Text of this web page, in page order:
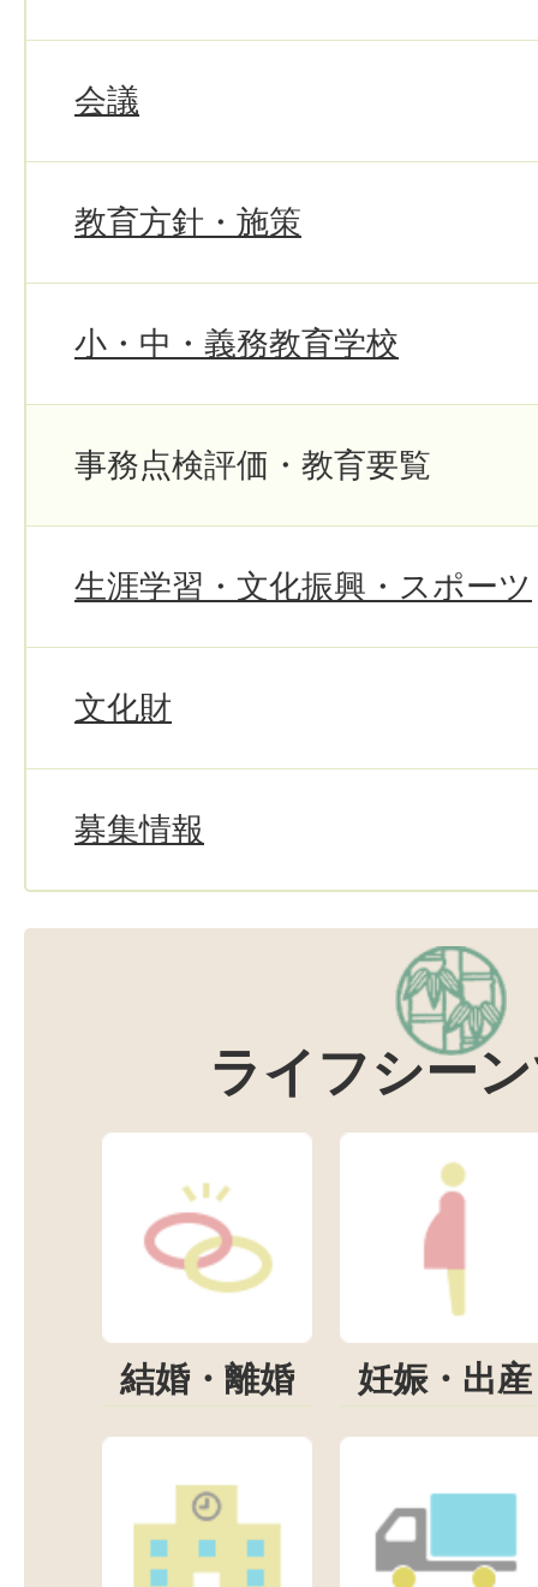
会議
教育方針・施策
小・中・義務教育学校
事務点検評価・教育要覧
生涯学習・文化振興・スポーツ
文化財
募集情報
ライフシー
結婚・離婚 妊娠・出産